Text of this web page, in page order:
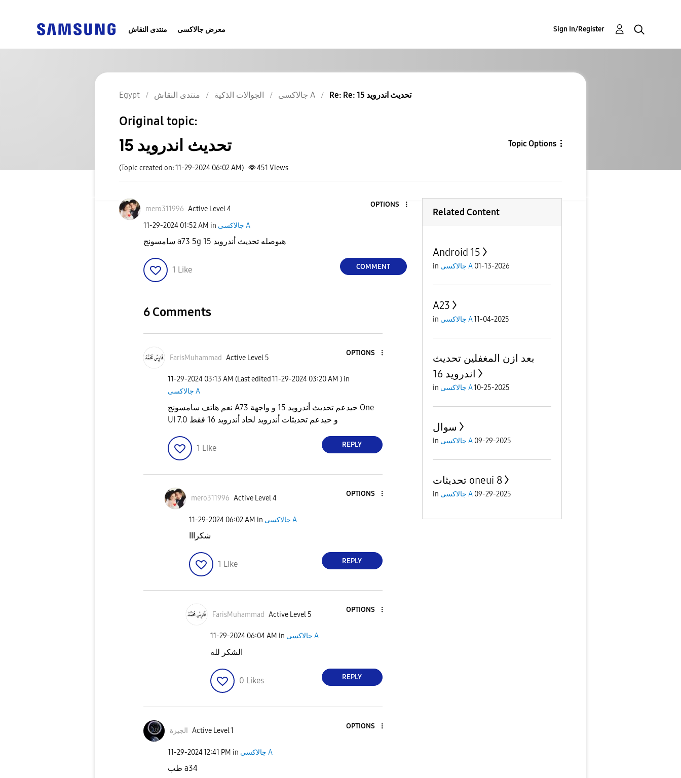
منتدى النقاش معرض جالاكسى Sign In/Register
Egypt منتدى النقاش الجوالات الذكية جالاكسى A Re: Re: تحديث اندرويد 15
Original topic:
تحديث اندرويد 15 Topic Options
(Topic created on: 11-29-2024 06:02 AM) 451 Views
mero311996 Active Level 4
OPTIONS
‎11-29-2024 01:52 AM in جالاكسى A
سامسونج a73 5g هيوصله تحديث أندرويد 15
1 Like COMMENT
6 Comments
FarisMuhammad Active Level 5
OPTIONS
‎11-29-2024 03:13 AM (Last edited ‎11-29-2024 03:20 AM ) in
جالاكسى A
نعم هاتف سامسونج A73 حيدعم تحديث أندرويد 15 و واجهة One
UI 7.0 و حيدعم تحديثات أندرويد لحاد أندرويد 16 فقط
1 Like REPLY
mero311996 Active Level 4
OPTIONS
‎11-29-2024 06:02 AM in جالاكسى A
شكرااا
1 Like REPLY
FarisMuhammad Active Level 5
OPTIONS
‎11-29-2024 06:04 AM in جالاكسى A
الشكر لله
0 Likes REPLY
الجيزة Active Level 1
OPTIONS
‎11-29-202412:41 PM in جالاكسى A
طب a34
Related Content
Android 15
in جالاكسى A 01-13-2026
A23
in جالاكسى A11-04-2025
بعد ازن المغفلين تحديث
اندرويد 16
in جالاكسى A10-25-2025
سوال
in جالاكسى A 09-29-2025
تحديثات oneui 8
in جالاكسى A 09-29-2025